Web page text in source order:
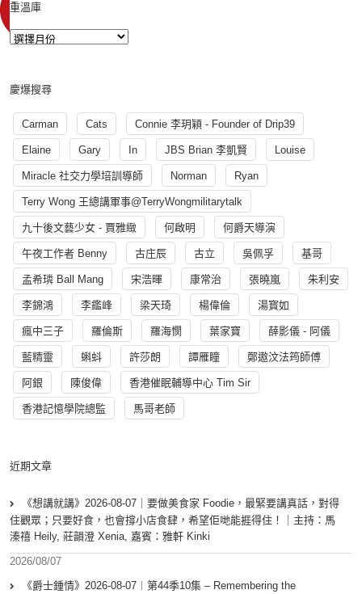
重溫庫
慶爆搜尋
Carman Cats Connie 李玥穎 - Founder of Drip39
Elaine Gary In JBS Brian 李凱賢 Louise
Miracle 社交力學培訓導師 Norman Ryan
Terry Wong 王總講軍事@TerryWongmilitarytalk
九十後文藝少女 - 賈雅緻 何啟明 何爵天導演
午夜工作者 Benny 古庄辰 古立 吳佩孚 基哥
孟希璘 Ball Mang 宋浩暉 康常治 張曉嵐 朱利安
李錦鴻 李鑑峰 梁天琦 楊偉倫 湯寳如
瘋中三子 羅倫斯 羅海憫 葉家寶 薛影儀 - 阿儀
藍精靈 蝌蚪 許莎朗 譚雁瞳 鄭遨汶法筠師傅
阿銀 陳俊偉 香港催眠輔導中心 Tim Sir
香港記憶學院總監 馬哥老師
近期文章
《想講就講》2026-08-07｜要做美食家 Foodie，最緊要講真話，對得
住觀眾；只要好食，也會撐小店食肆，希望佢哋能捱得住！｜主持：馬
溱禧 Heily, 莊韻澄 Xenia, 嘉賓：雅軒 Kinki
2026/08/07
《爵士鍾情》2026-08-07︱第44季10集 – Remembering the